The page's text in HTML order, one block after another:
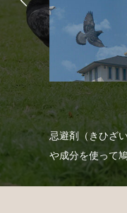
忌避剤（きひざ
や成分を使って
で、様々なタイ